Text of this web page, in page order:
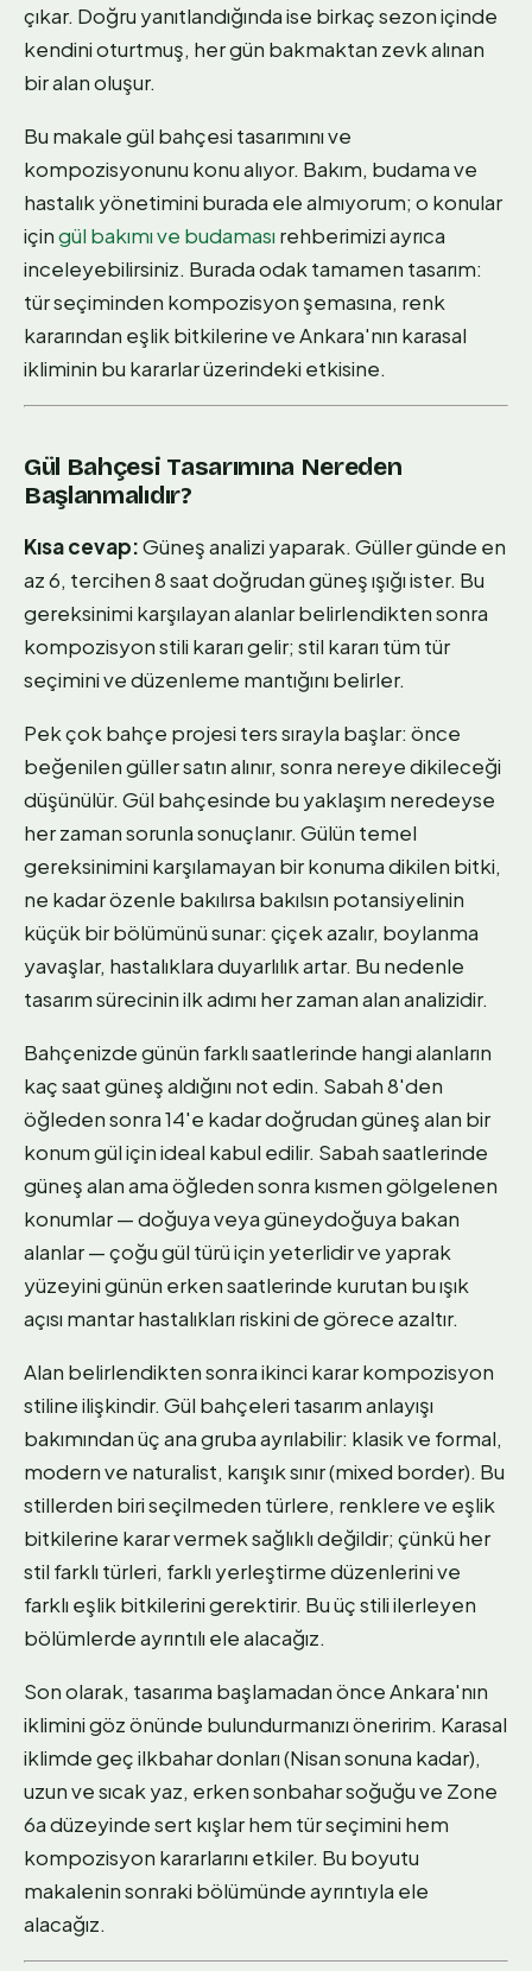
çıkar. Doğru yanıtlandığında ise birkaç sezon içinde
kendini oturtmuş, her gün bakmaktan zevk alınan
bir alan oluşur.
Bu makale gül bahçesi tasarımını ve
kompozisyonunu konu alıyor. Bakım, budama ve
hastalık yönetimini burada ele almıyorum; o konular
içingül bakımı ve budaması rehberimizi ayrıca
inceleyebilirsiniz. Burada odak tamamen tasarım:
tür seçiminden kompozisyon şemasına, renk
kararından eşlik bitkilerine ve Ankara'nın karasal
ikliminin bu kararlar üzerindeki etkisine.
Gül Bahçesi Tasarımına Nereden
Başlanmalıdır?
Kısa cevap:Güneş analizi yaparak. Güller günde en
az 6, tercihen 8 saat doğrudan güneş ışığı ister. Bu
gereksinimi karşılayan alanlar belirlendikten sonra
kompozisyon stili kararı gelir; stil kararı tüm tür
seçimini ve düzenleme mantığını belirler.
Pek çok bahçe projesi ters sırayla başlar: önce
beğenilen güller satın alınır, sonra nereye dikileceği
düşünülür. Gül bahçesinde bu yaklaşım neredeyse
her zaman sorunla sonuçlanır. Gülün temel
gereksinimini karşılamayan bir konuma dikilen bitki,
ne kadar özenle bakılırsa bakılsın potansiyelinin
küçük bir bölümünü sunar: çiçek azalır, boylanma
yavaşlar, hastalıklara duyarlılık artar. Bu nedenle
tasarım sürecinin ilk adımı her zaman alan analizidir.
Bahçenizde günün farklı saatlerinde hangi alanların
kaç saat güneş aldığını not edin. Sabah 8'den
öğleden sonra 14'e kadar doğrudan güneş alan bir
konum gül için ideal kabul edilir. Sabah saatlerinde
güneş alan ama öğleden sonra kısmen gölgelenen
konumlar — doğuya veya güneydoğuya bakan
alanlar — çoğu gül türü için yeterlidir ve yaprak
yüzeyini günün erken saatlerinde kurutan bu ışık
açısı mantar hastalıkları riskini de görece azaltır.
Alan belirlendikten sonra ikinci karar kompozisyon
stiline ilişkindir. Gül bahçeleri tasarım anlayışı
bakımından üç ana gruba ayrılabilir: klasik ve formal,
modern ve naturalist, karışık sınır (mixed border). Bu
stillerden biri seçilmeden türlere, renklere ve eşlik
bitkilerine karar vermek sağlıklı değildir; çünkü her
stil farklı türleri, farklı yerleştirme düzenlerini ve
farklı eşlik bitkilerini gerektirir. Bu üç stili ilerleyen
bölümlerde ayrıntılı ele alacağız.
Son olarak, tasarıma başlamadan önce Ankara'nın
iklimini göz önünde bulundurmanızı öneririm. Karasal
iklimde geç ilkbahar donları (Nisan sonuna kadar),
uzun ve sıcak yaz, erken sonbahar soğuğu ve Zone
6a düzeyinde sert kışlar hem tür seçimini hem
kompozisyon kararlarını etkiler. Bu boyutu
makalenin sonraki bölümünde ayrıntıyla ele
alacağız.